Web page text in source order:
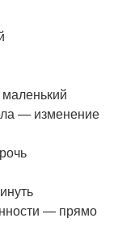
— изменение
— прямо